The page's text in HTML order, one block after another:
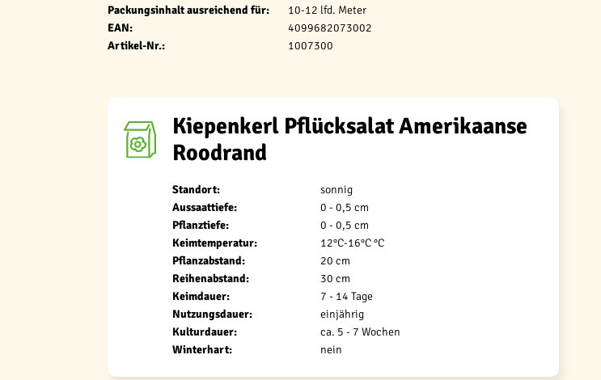
Packungsinhalt ausreichend für:
10-12 lfd. Meter
EAN:
4099682073002
Artikel-Nr.:
1007300
Kiepenkerl Pflücksalat Amerikaanse
Roodrand
Standort:
sonnig
Aussaattiefe:
0 - 0,5 cm
Pflanztiefe:
0 - 0,5 cm
Keimtemperatur:
12°C-16°C °C
Pflanzabstand:
20 cm
Reihenabstand:
30 cm
Keimdauer:
7 - 14 Tage
Nutzungsdauer:
einjährig
Kulturdauer:
ca. 5 - 7 Wochen
Winterhart:
nein